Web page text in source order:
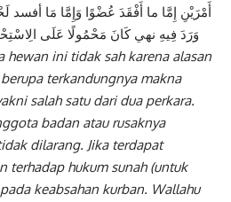
أَمْرَيْنِ إِمَّا ما أَفْقَدَ عُضْوًا وَإِمَّا مَا أفسد
وَرَدَ فِيهِ نهي كَانَ مَحْمُولًا عَلَى
hewan ini tidak sah karena alasan
terkandungnya makna
salah satu dari dua perkara.
badan atau rusaknya
dilarang. Jika terdapat
terhadap hukum sunah (untuk
keabsahan kurban. Wallahu